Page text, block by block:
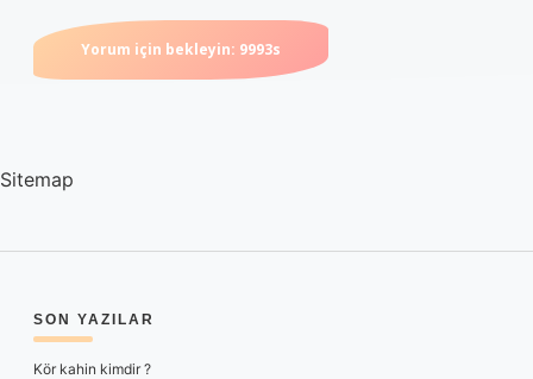
Sitemap
SIDEBAR
SON YAZILAR
Kör kahin kimdir ?